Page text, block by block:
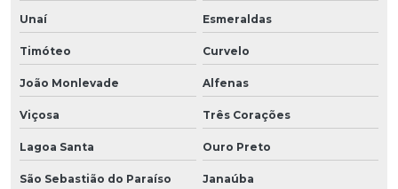
Unaí Esmeraldas
Timóteo Curvelo
João Monlevade Alfenas
Viçosa Três Corações
Lagoa Santa Ouro Preto
São Sebastião do Paraíso Janaúba